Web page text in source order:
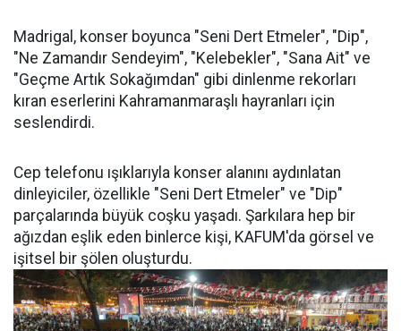
Madrigal, konser boyunca "Seni Dert Etmeler", "Dip",
"Ne Zamandır Sendeyim", "Kelebekler", "Sana Ait" ve
"Geçme Artık Sokağımdan" gibi dinlenme rekorları
kıran eserlerini Kahramanmaraşlı hayranları için
seslendirdi.
Cep telefonu ışıklarıyla konser alanını aydınlatan
dinleyiciler, özellikle "Seni Dert Etmeler" ve "Dip"
parçalarında büyük coşku yaşadı. Şarkılara hep bir
ağızdan eşlik eden binlerce kişi, KAFUM'da görsel ve
işitsel bir şölen oluşturdu.